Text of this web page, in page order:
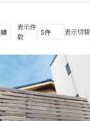
表示件
数
表示切替